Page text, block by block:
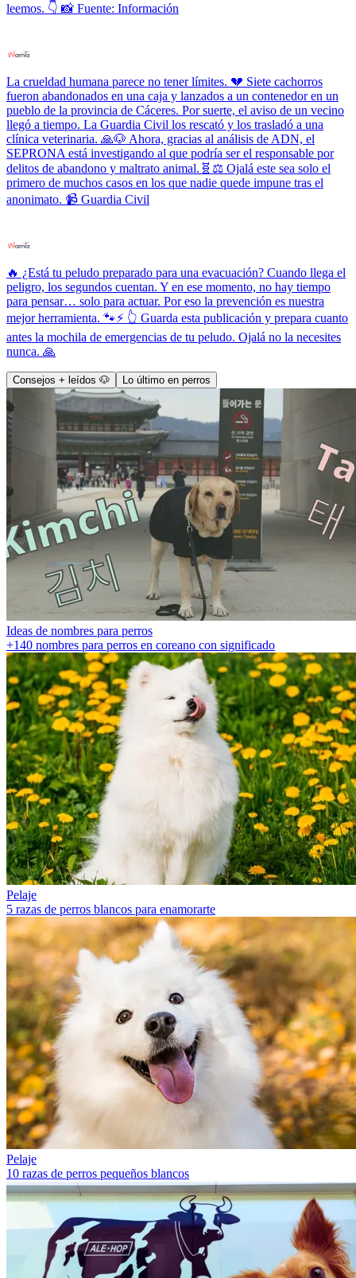
leemos. 👇 📸 Fuente: Información
La crueldad humana parece no tener límites. 💔 Siete cachorros
fueron abandonados en una caja y lanzados a un contenedor en un
pueblo de la provincia de Cáceres. Por suerte, el aviso de un vecino
llegó a tiempo. La Guardia Civil los rescató y los trasladó a una
clínica veterinaria. 🙏🐶 Ahora, gracias al análisis de ADN, el
SEPRONA está investigando al que podría ser el responsable por
delitos de abandono y maltrato animal.🧬⚖️ Ojalá este sea solo el
primero de muchos casos en los que nadie quede impune tras el
anonimato. 📹 Guardia Civil
🔥 ¿Está tu peludo preparado para una evacuación? Cuando llega el
peligro, los segundos cuentan. Y en ese momento, no hay tiempo
para pensar… solo para actuar. Por eso la prevención es nuestra
mejor herramienta. 🐾⚡ 👆 Guarda esta publicación y prepara cuanto
antes la mochila de emergencias de tu peludo. Ojalá no la necesites
nunca. 🙏
Consejos + leídos 🐶 Lo último en perros
Ideas de nombres para perros
+140 nombres para perros en coreano con significado
Pelaje
5 razas de perros blancos para enamorarte
Pelaje
10 razas de perros pequeños blancos